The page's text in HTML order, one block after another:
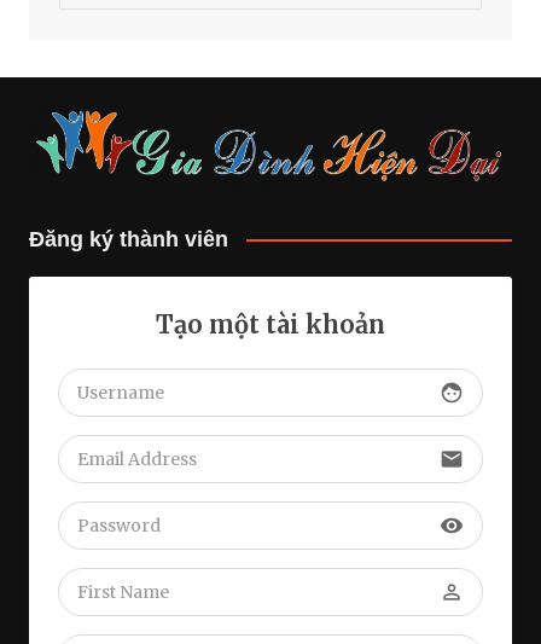
Đăng ký thành viên
Tạo một tài khoản
face
email
visibility
perm_identity